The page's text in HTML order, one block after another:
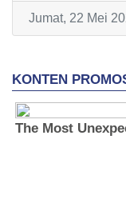
Jumat, 22 Mei